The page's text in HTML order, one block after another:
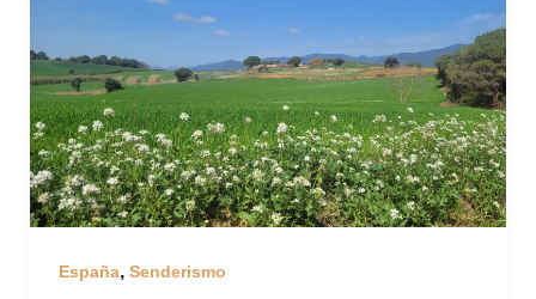
España, Senderismo